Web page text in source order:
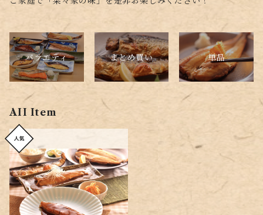
バラエティ まとめ買い 単品
AII Item